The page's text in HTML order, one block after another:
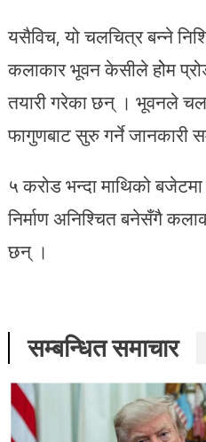
यसैविच, यो चलचित्र बन्ने
कलाकार भूवन केसीले होेम
तयारी गरेका छन् । भूवनले
फागुणबाट सुरु गर्ने जानकारी
५ करोड भन्दा माथिको
निर्माण अनिश्चित बनेसँगै
छन् ।
सम्बन्धित समाचार